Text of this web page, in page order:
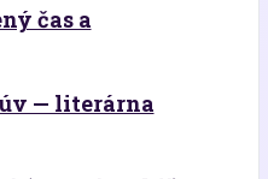
čas a
— literárna